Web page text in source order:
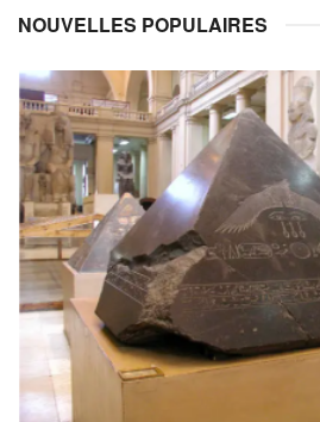
NOUVELLES POPULAIRES